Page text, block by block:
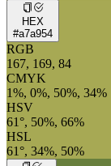
HEX
#a7a954
RGB
167, 169, 84
CMYK
1%, 0%, 50%, 34%
HSV
61°, 50%, 66%
HSL
61°, 34%, 50%